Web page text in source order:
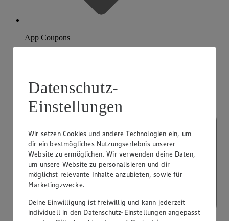
App Coupons
Datenschutz-
Einstellungen
Wir setzen Cookies und andere Technologien ein, um
dir ein bestmögliches Nutzungserlebnis unserer
Website zu ermöglichen. Wir verwenden deine Daten,
um unsere Website zu personalisieren und dir
möglichst relevante Inhalte anzubieten, sowie für
Marketingzwecke.
Deine Einwilligung ist freiwillig und kann jederzeit
individuell in den Datenschutz-Einstellungen angepasst